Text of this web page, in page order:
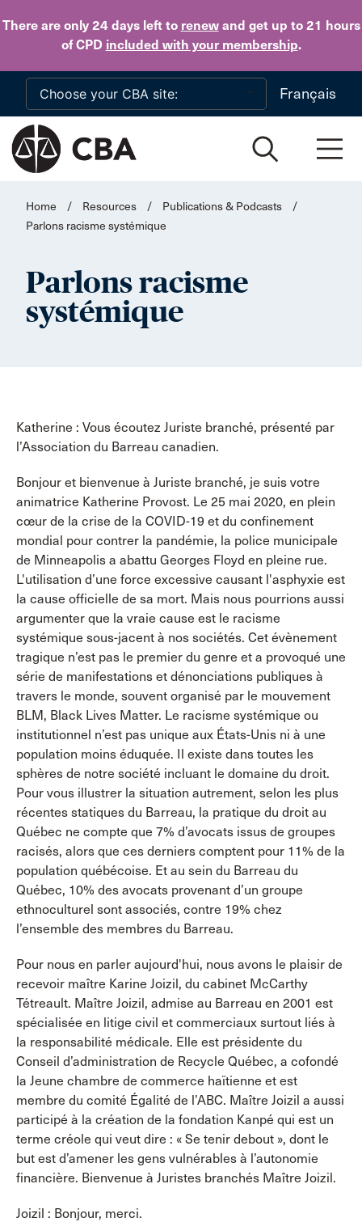
There are only 24 daysleft to renewand get up to 21 hours
of CPD included with your membership.
Skip to main content
Français
Home / Resources / Publications & Podcasts
/
Parlons racisme systémique
Parlons racisme
systémique
Katherine : Vous écoutez Juriste branché, présenté par
l’Association du Barreau canadien.
Bonjour et bienvenue à Juriste branché, je suis votre
animatrice Katherine Provost. Le 25 mai 2020, en plein
cœur de la crise de la COVID-19 et du confinement
mondial pour contrer la pandémie, la police municipale
de Minneapolis a abattu Georges Floyd en pleine rue.
L'utilisation d’une force excessive causant l'asphyxie est
la cause officielle de sa mort. Mais nous pourrions aussi
argumenter que la vraie cause est le racisme
systémique sous-jacent à nos sociétés. Cet évènement
tragique n’est pas le premier du genre et a provoqué une
série de manifestations et dénonciations publiques à
travers le monde, souvent organisé par le mouvement
BLM, Black Lives Matter. Le racisme systémique ou
institutionnel n’est pas unique aux États-Unis ni à une
population moins éduquée. Il existe dans toutes les
sphères de notre société incluant le domaine du droit.
Pour vous illustrer la situation autrement, selon les plus
récentes statiques du Barreau, la pratique du droit au
Québec ne compte que 7% d’avocats issus de groupes
racisés, alors que ces derniers comptent pour 11% de la
population québécoise. Et au sein du Barreau du
Québec, 10% des avocats provenant d’un groupe
ethnoculturel sont associés, contre 19% chez
l’ensemble des membres du Barreau.
Pour nous en parler aujourd'hui, nous avons le plaisir de
recevoir maître Karine Joizil, du cabinet McCarthy
Tétreault. Maître Joizil, admise au Barreau en 2001 est
spécialisée en litige civil et commerciaux surtout liés à
la responsabilité médicale. Elle est présidente du
Conseil d’administration de Recycle Québec, a cofondé
la Jeune chambre de commerce haïtienne et est
membre du comité Égalité de l’ABC. Maître Joizil a aussi
participé à la création de la fondation Kanpé qui est un
terme créole qui veut dire : « Se tenir debout », dont le
but est d’amener les gens vulnérables à l’autonomie
financière. Bienvenue à Juristes branchés Maître Joizil.
Joizil : Bonjour, merci.